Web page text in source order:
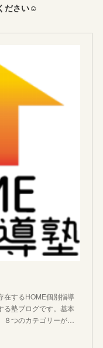
ださい☺︎
在するHOME個別指導
る塾ブログです。基本
つのカテゴリーが…